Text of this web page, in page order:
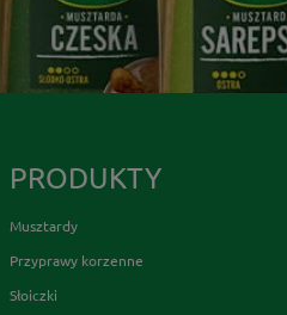
PRODUKTY
Musztardy
Przyprawy korzenne
Słoiczki